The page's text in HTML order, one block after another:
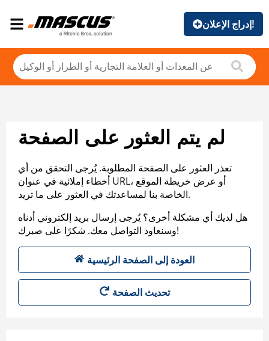
إدراج الإعلان!
لم يتم العثور على الصفحة
تعذر العثور على الصفحة المطلوبة. يُرجى التحقق من أي
أخطاء إملائية في عنوان URL، أو عرض خريطة الموقع
الخاصة بنا لمساعدتك في العثور على ما تريد.
هل لديك أي مشكلة أخرى؟ يُرجى إرسال بريد إلكتروني أدناه
وسنعاود التواصل معك. شكرًا على صبرك!
العودة إلى الصفحة الرئيسية
تحديث الصفحة